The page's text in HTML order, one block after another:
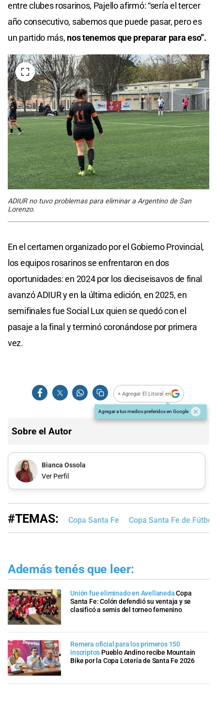
entre clubes rosarinos, Pajello afirmó: “sería el tercer
año consecutivo, sabemos que puede pasar, pero es
un partido más, nos tenemos que preparar para eso”.
ADIUR no tuvo problemas para eliminar a Argentino de San
Lorenzo.
En el certamen organizado por el Gobierno Provincial,
los equipos rosarinos se enfrentaron en dos
oportunidades: en 2024 por los dieciseisavos de final
avanzó ADIUR y en la última edición, en 2025, en
semifinales fue Social Lux quien se quedó con el
pasaje a la final y terminó coronándose por primera
vez.
+ Agregar El Litoral en
Agregar a tus medios preferidos en Google
Sobre el Autor
Bianca Ossola
Ver Perfil
#TEMAS: Copa Santa Fe Copa Santa Fe de Fútbol
Además tenés que leer:
Unión fue eliminado en Avellaneda Copa
Santa Fe: Colón defendió su ventaja y se
clasificó a semis del torneo femenino
Remera oficial para los primeros 150
inscriptos Pueblo Andino recibe Mountain
Bike por la Copa Lotería de Santa Fe 2026